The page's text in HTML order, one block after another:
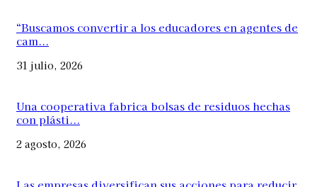
“Buscamos convertir a los educadores en agentes de
cam...
31 julio, 2026
Una cooperativa fabrica bolsas de residuos hechas
con plásti...
2 agosto, 2026